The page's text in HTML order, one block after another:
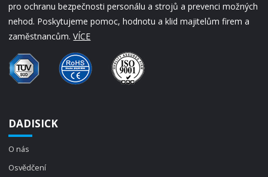
pro ochranu bezpečnosti personálu a strojů a prevenci možných
nehod. Poskytujeme pomoc, hodnotu a klid majitelům firem a
zaměstnancům.VÍCE
DADISICK
O nás
Osvědčení